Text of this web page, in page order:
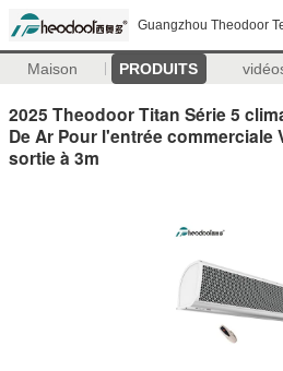
Guangzhou Theodoor
Maison PRODUITS
2025 Theodoor Titan Série 5
De Ar Pour l'entrée commerciale
sortie à 3m